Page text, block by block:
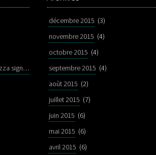
pocker picker 6 cordes di-piazza signature
décembre 2015 (3)
novembre 2015 (4)
octobre 2015 (4)
septembre 2015 (4)
août 2015 (2)
juillet 2015 (7)
juin 2015 (6)
mai 2015 (6)
avril 2015 (6)